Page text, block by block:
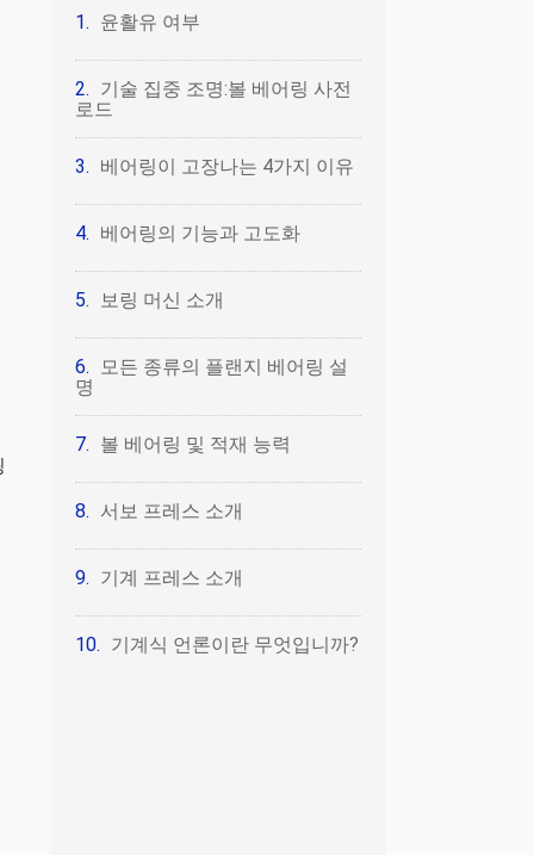
윤활유 여부
기술 집중 조명:볼 베어링 사전
로드
베어링이 고장나는 4가지 이유
베어링의 기능과 고도화
보링 머신 소개
모든 종류의 플랜지 베어링 설
명
볼 베어링 및 적재 능력
서보 프레스 소개
기계 프레스 소개
기계식 언론이란 무엇입니까?